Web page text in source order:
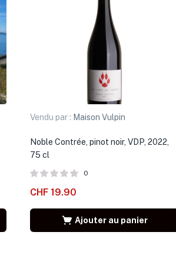
Vendu par : Maison Vulpin
Noble Contrée, pinot noir, VDP, 2022,
75 cl
0
CHF 19.90
Ajouter au panier